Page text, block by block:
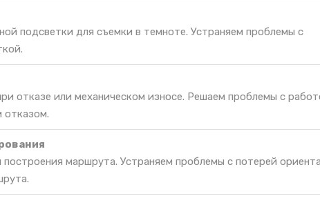
подсветки для съемки в темноте. Устраняем проблемы с
отказе или механическом износе. Решаем проблемы с
отказом.
маршрута. Устраняем проблемы с потерей